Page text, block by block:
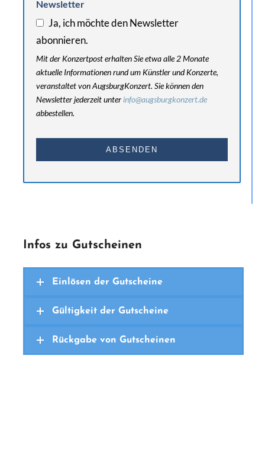
Newsletter
Ja, ich möchte den Newsletter
abonnieren.
Mit der Konzertpost erhalten Sie etwa alle 2 Monate
aktuelle Informationen rund um Künstler und Konzerte,
veranstaltet von AugsburgKonzert. Sie können den
Newsletter jederzeit unter info@augsburgkonzert.de
abbestellen.
ABSENDEN
Infos zu Gutscheinen
Einlösen der Gutscheine
Gültigkeit der Gutscheine
Rückgabe von Gutscheinen